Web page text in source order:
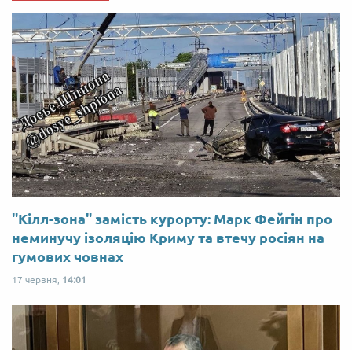
"Кілл-зона" замість курорту: Марк Фейгін про
неминучу ізоляцію Криму та втечу росіян на
гумових човнах
17 червня, 14:01